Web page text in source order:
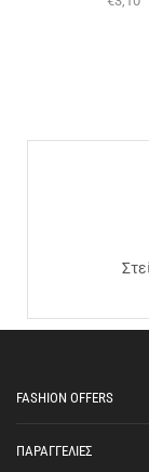
FASHION OFFERS
ΠΑΡΑΓΓΕΛΙΕΣ